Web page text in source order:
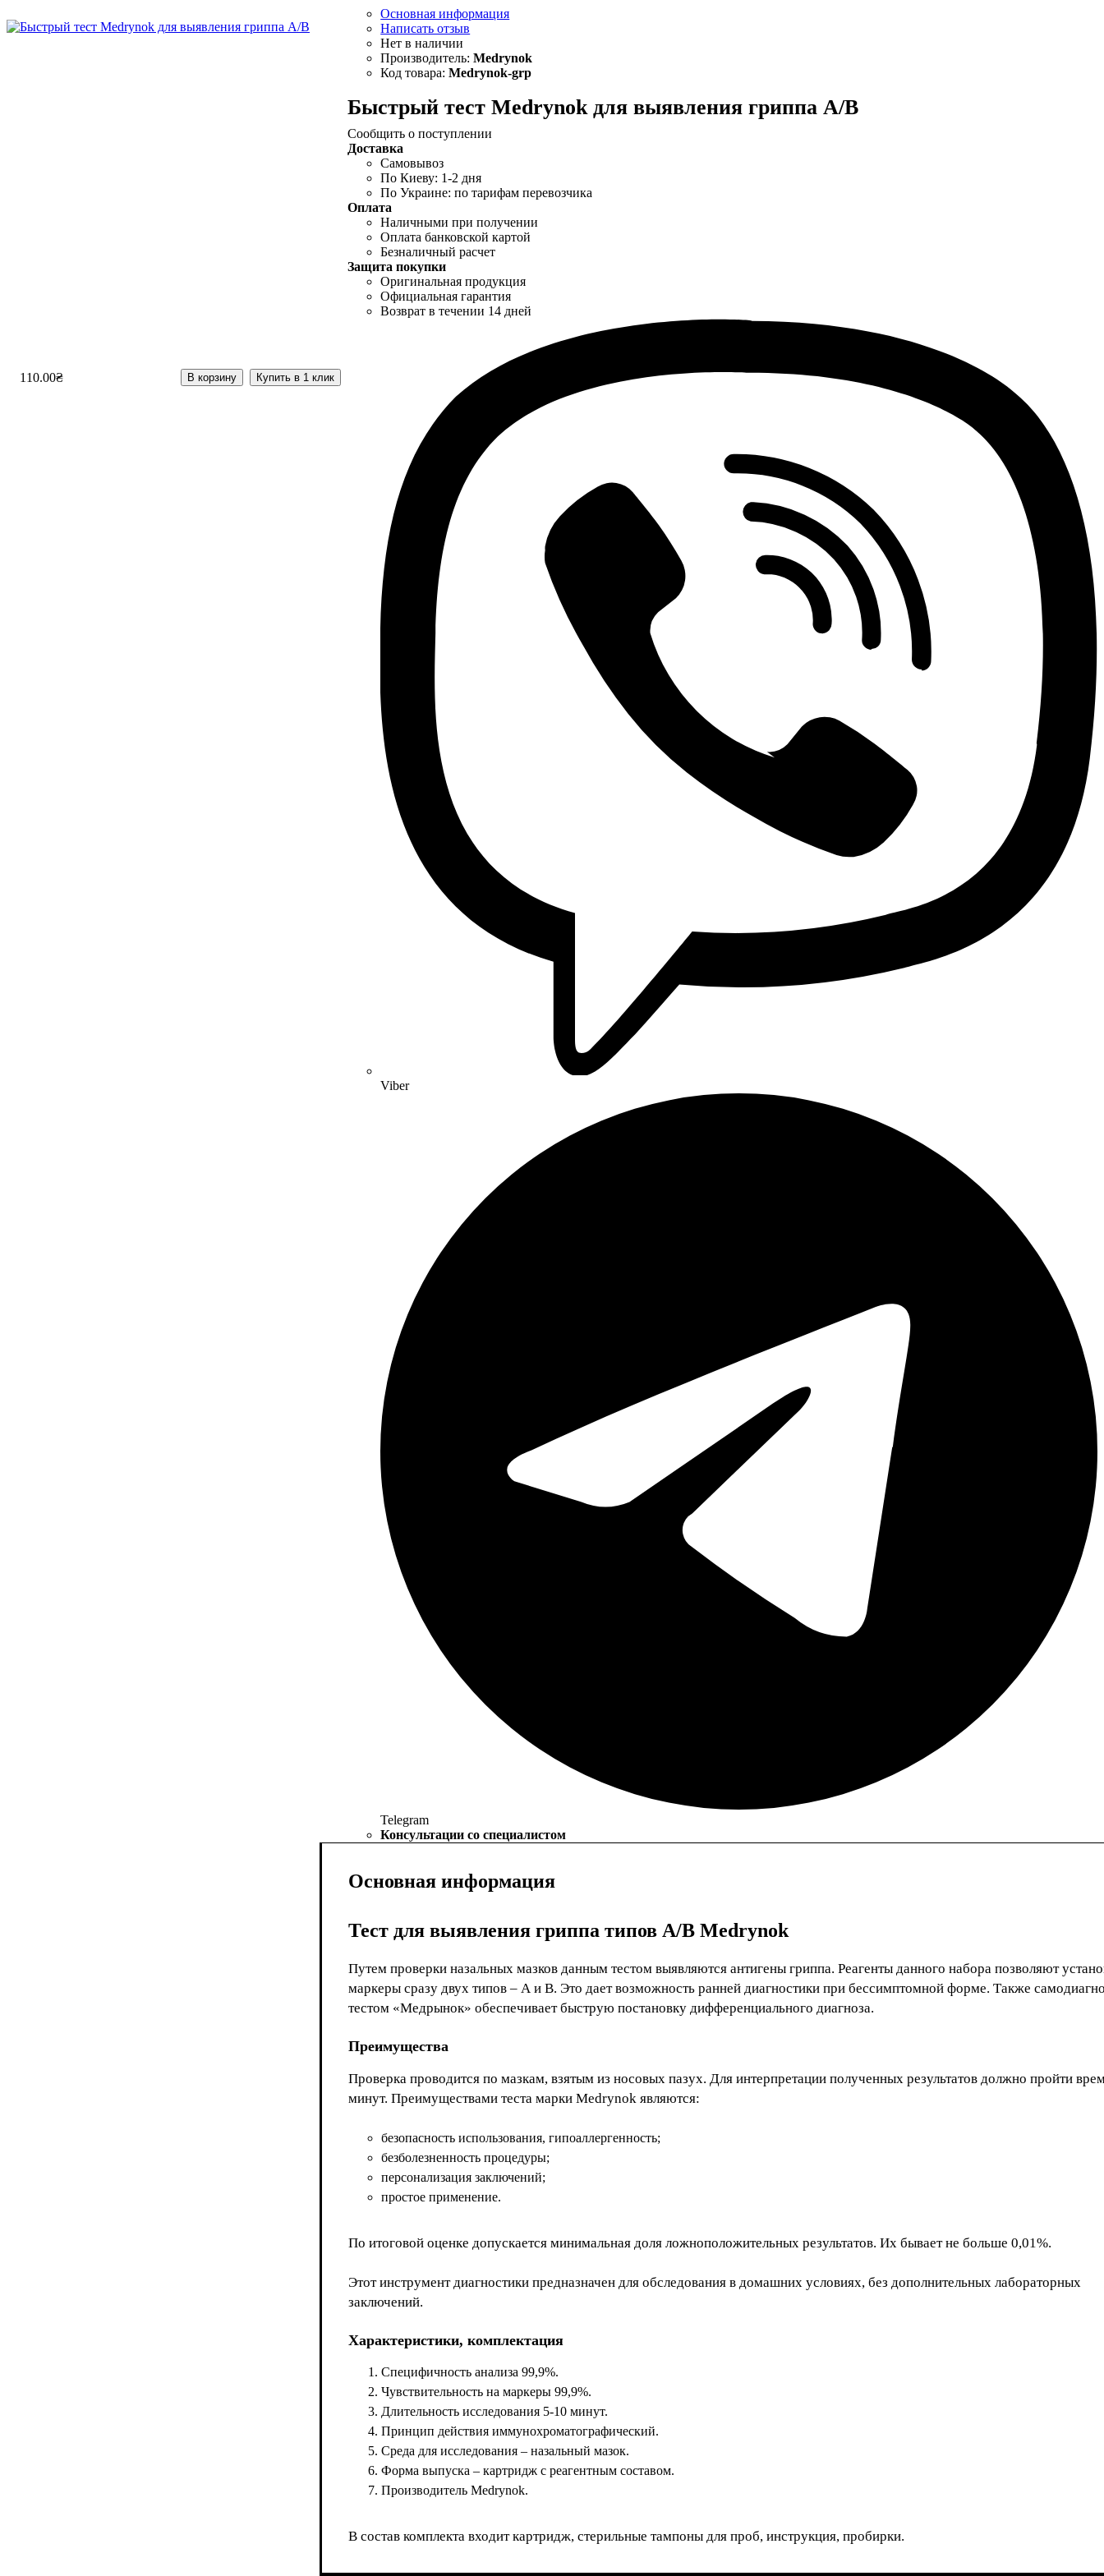
110.00₴ В корзину Купить в 1 клик
Основная информация
Написать отзыв
Medrynok
Medrynok-grp
Быстрый тест Medrynok для выявления гриппа A/B
Сообщить о поступлении
Доставка
Самовывоз
По Киеву: 1-2 дня
По Украине: по тарифам перевозчика
Оплата
Наличными при получении
Оплата банковской картой
Безналичный расчет
Защита покупки
Оригинальная продукция
Официальная гарантия
Возврат в течении 14 дней
Viber
Telegram
Консультации со специалистом
Основная информация
Тест для выявления гриппа типов А/В Medrynok
Путем проверки назальных мазков данным тестом выявляются антигены гриппа. Реагенты данного набора позволяют
маркеры сразу двух типов – А и В. Это дает возможность ранней диагностики при бессимптомной форме. Также
тестом «Медрынок» обеспечивает быструю постановку дифференциального диагноза.
Преимущества
Проверка проводится по мазкам, взятым из носовых пазух. Для интерпретации полученных результатов должно пройти
минут. Преимуществами теста марки Medrynok являются:
безопасность использования, гипоаллергенность;
безболезненность процедуры;
персонализация заключений;
простое применение.
По итоговой оценке допускается минимальная доля ложноположительных результатов. Их бывает не больше 0,01%.
Этот инструмент диагностики предназначен для обследования в домашних условиях, без дополнительных лабораторных
заключений.
Характеристики, комплектация
Специфичность анализа 99,9%.
Чувствительность на маркеры 99,9%.
Длительность исследования 5-10 минут.
Принцип действия иммунохроматографический.
Среда для исследования – назальный мазок.
Форма выпуска – картридж с реагентным составом.
Производитель Medrynok.
В состав комплекта входит картридж, стерильные тампоны для проб, инструкция, пробирки.